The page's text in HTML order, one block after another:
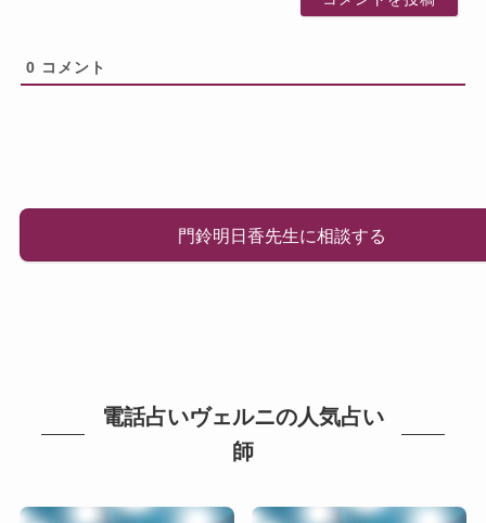
0 コメント
門鈴明日香先生に相談する
電話占いヴェルニの人気占い
師